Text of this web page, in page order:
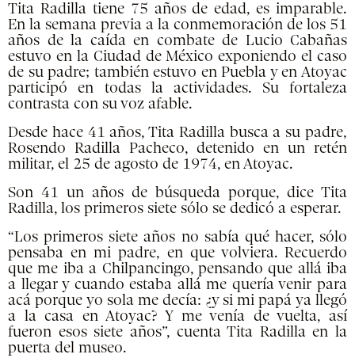
Tita Radilla tiene 75 años de edad, es imparable.
En la semana previa a la conmemoración de los 51
años de la caída en combate de Lucio Cabañas
estuvo en la Ciudad de México exponiendo el caso
de su padre; también estuvo en Puebla y en Atoyac
participó en todas la actividades. Su fortaleza
contrasta con su voz afable.
Desde hace 41 años, Tita Radilla busca a su padre,
Rosendo Radilla Pacheco, detenido en un retén
militar, el 25 de agosto de 1974, en Atoyac.
Son 41 un años de búsqueda porque, dice Tita
Radilla, los primeros siete sólo se dedicó a esperar.
“Los primeros siete años no sabía qué hacer, sólo
pensaba en mi padre, en que volviera. Recuerdo
que me iba a Chilpancingo, pensando que allá iba
a llegar y cuando estaba allá me quería venir para
acá porque yo sola me decía: ¿y si mi papá ya llegó
a la casa en Atoyac? Y me venía de vuelta, así
fueron esos siete años”, cuenta Tita Radilla en la
puerta del museo.